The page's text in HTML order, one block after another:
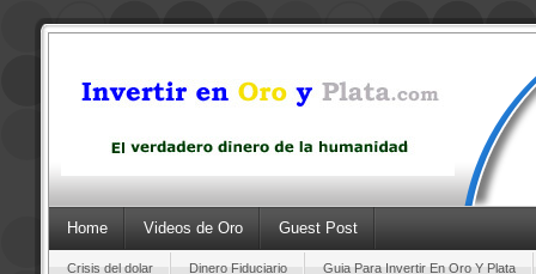
Home Videos de Oro Guest Post
Crisis del dolar Dinero Fiduciario Guia Para Invertir En Oro Y Plata